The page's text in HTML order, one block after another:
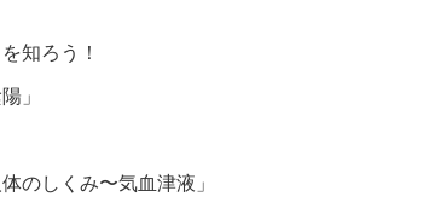
知ろう！
」
のしくみ〜気血津液」